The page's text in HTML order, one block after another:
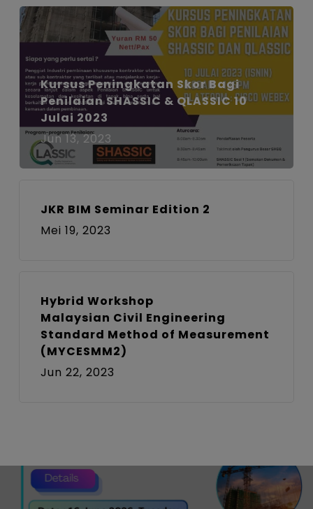
Kursus Peningkatan Skor Bagi
Penilaian SHASSIC & QLASSIC 10
Julai 2023
Jun 13, 2023
JKR BIM Seminar Edition 2
Mei 19, 2023
Hybrid Workshop
Malaysian Civil Engineering
Standard Method of Measurement
(MYCESMM2)
Jun 22, 2023